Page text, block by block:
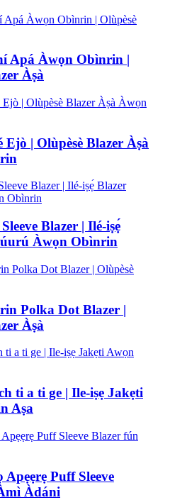
Apá Àwọn Obìnrin |
Àṣà
Ejò | Olùpèsè Blazer Àṣà
Blazer | Ilé-iṣẹ́
Àwọn Obìnrin
Polka Dot Blazer |
Àṣà
ti a ti ge | Ile-iṣẹ Jakẹti
Aṣa
Apẹẹrẹ Puff Sleeve
Àdáni